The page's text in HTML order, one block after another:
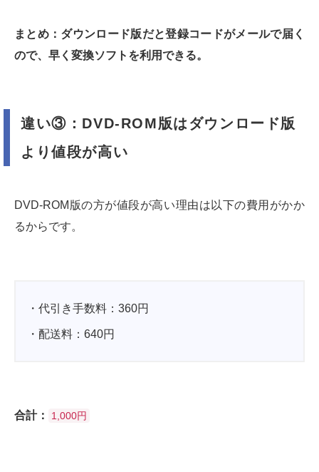
まとめ：ダウンロード版だと登録コードがメールで届く
ので、早く変換ソフトを利用できる。
違い③：DVD-ROM版はダウンロード版
より値段が高い
DVD-ROM版の方が値段が高い理由は以下の費用がかか
るからです。
・代引き手数料：360円
・配送料：640円
合計： 1,000円